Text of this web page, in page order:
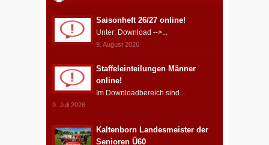
Saisonheft 26/27 online!
Unter: Download -->...
9. August 2026
Staffeleinteilungen Männer
online!
Im Downloadbereich sind...
9. Juli 2026
Kaltenborn Landesmeister der
Senioren Ü60